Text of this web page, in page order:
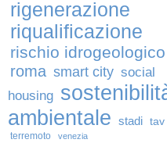
rigenerazione
riqualificazione
rischio idrogeologico
roma smart city social
housing
ambientale stadi tav
terremoto venezia